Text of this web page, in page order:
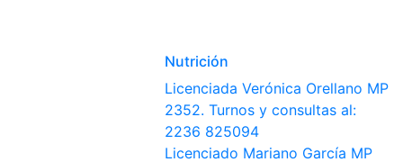
Nutrición
Licenciada Verónica Orellano MP
2352. Turnos y consultas al:
2236 825094
Licenciado Mariano García MP